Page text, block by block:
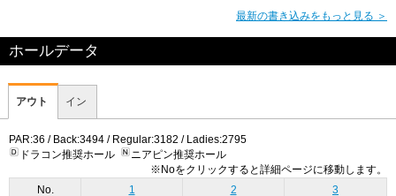
最新の書き込みをもっと見る ＞
ホールデータ
アウト イン
PAR:36 / Back:3494 / Regular:3182 / Ladies:2795
ドラコン推奨ホール
ニアピン推奨ホール
※Noをクリックすると詳細ページに移動します。
No.
1 2 3